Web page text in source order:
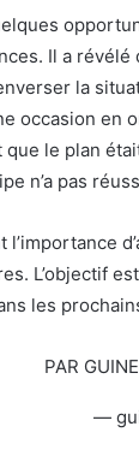
Il a
la
occasion en
que le plan
n’a pas
l’importance
L’objectif
les
PAR
—